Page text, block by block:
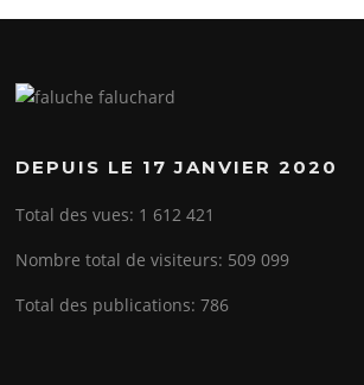
DEPUIS LE 17 JANVIER 2020
Total des vues: 1 612 421
Nombre total de visiteurs: 509 099
Total des publications:786